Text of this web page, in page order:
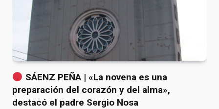
SÁENZ PEÑA | «La novena es una
preparación del corazón y del alma»,
destacó el padre Sergio Nosa